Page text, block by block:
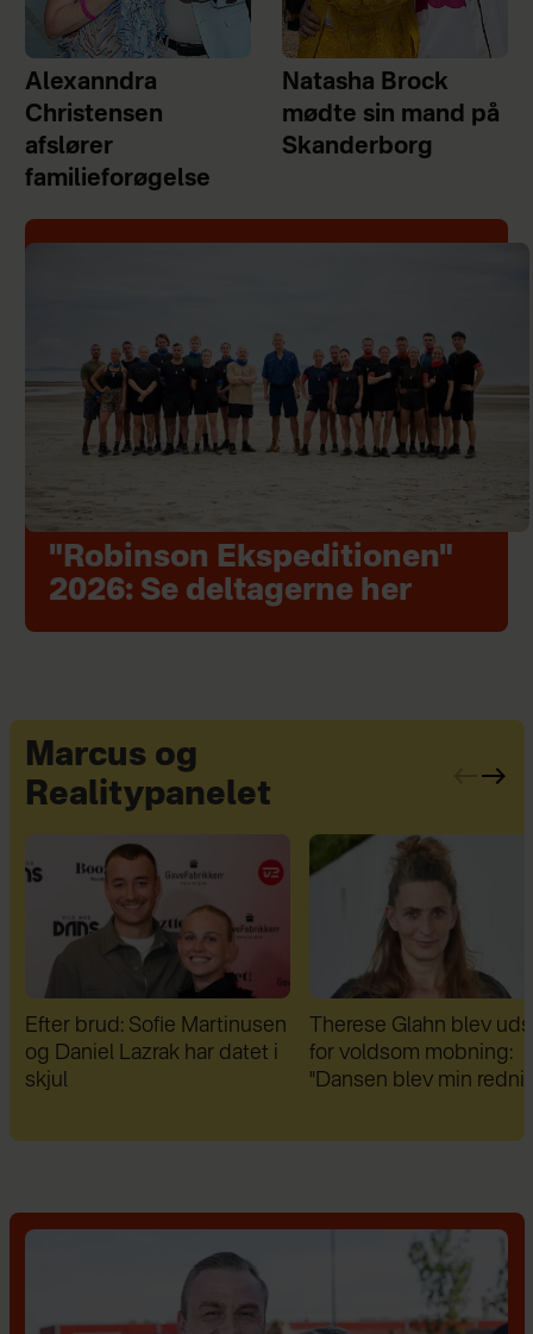
Alexanndra
Christensen
afslører
familieforøgelse
Natasha Brock
mødte sin mand på
Skanderborg
"Robinson Ekspeditionen"
2026: Se deltagerne her
Marcus og
Realitypanelet
Therese Glahn blev udsat
for voldsom mobning:
"Dansen blev min redning"
Da Lars Rasmussen fik
diagnoser, var han fuld
fordomme: "I dag er de